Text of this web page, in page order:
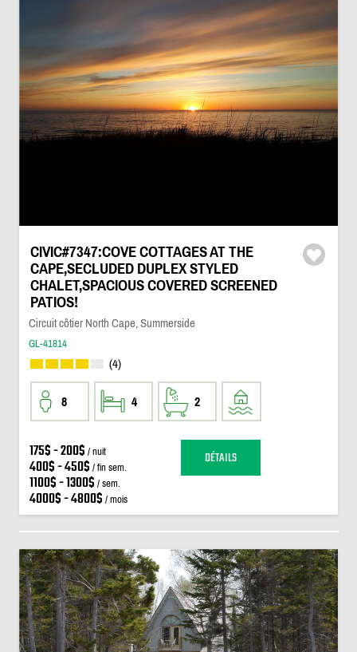
CIVIC#7347:COVE COTTAGES AT THE
CAPE,SECLUDED DUPLEX STYLED
CHALET,SPACIOUS COVERED SCREENED
PATIOS!
Circuit côtier North Cape, Summerside
GL-41814
(4)
8 4 2
175$ - 200$ / nuit
400$ - 450$ / fin sem.
1100$ - 1300$ / sem.
4000$ - 4800$ / mois
DÉTAILS